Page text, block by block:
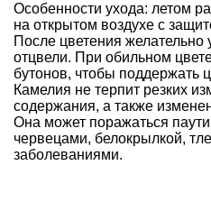
Особенности ухода: летом
на открытом воздухе с
После цветения желательно
отцвели. При обильном
бутонов, чтобы поддержать
Камелия не терпит резких
содержания, а также
Она может поражаться
червецами, белокрылкой,
заболеваниями.